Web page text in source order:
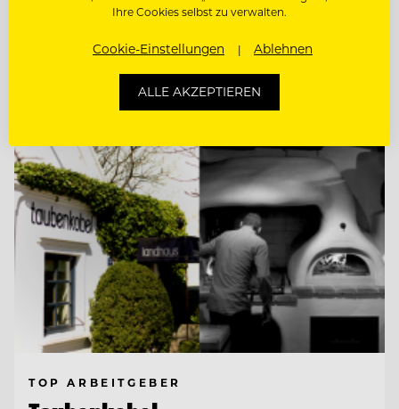
KÜCHENCHEF A LA CARTE (M/W/D)
Entdecke alle Jobs
TOP ARBEITGEBER
Ihre Cookies selbst zu verwalten.
Cookie-Einstellungen Ablehnen
ALLE AKZEPTIEREN